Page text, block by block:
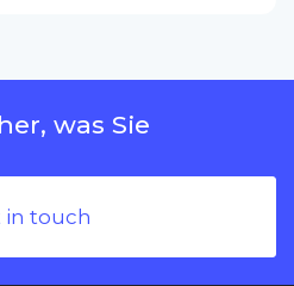
was Sie
in touch